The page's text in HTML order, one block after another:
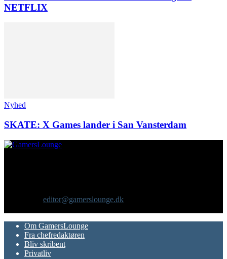
NETFLIX
Nyhed
SKATE: X Games lander i San Vansterdam
editor@gamerslounge.dk
Om GamersLounge
Fra chefredaktøren
Bliv skribent
Privatliv